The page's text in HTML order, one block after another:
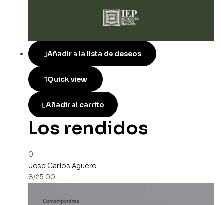
Añadir a la lista de deseos
Quick view
Añadir al carrito
Los rendidos
0
Jose Carlos Aguero
S/25.00